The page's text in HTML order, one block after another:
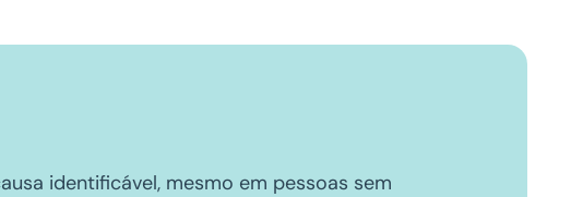
identificável, mesmo em pessoas sem